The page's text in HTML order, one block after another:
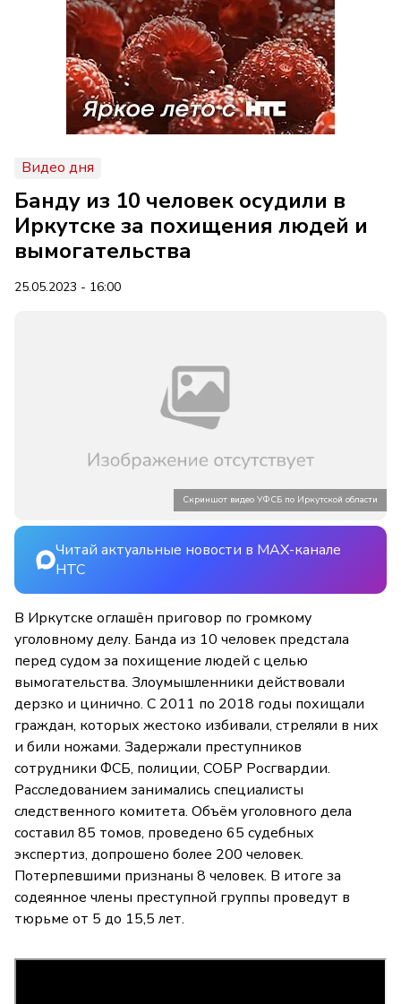
Видео дня
Банду из 10 человек осудили в
Иркутске за похищения людей и
вымогательства
25.05.2023 - 16:00
Скриншот видео УФСБ по Иркутской области
Читай актуальные новости в MAX-канале
НТС
В Иркутске оглашён приговор по громкому
уголовному делу. Банда из 10 человек предстала
перед судом за похищение людей с целью
вымогательства. Злоумышленники действовали
дерзко и цинично. С 2011 по 2018 годы похищали
граждан, которых жестоко избивали, стреляли в них
и били ножами. Задержали преступников
сотрудники ФСБ, полиции, СОБР Росгвардии.
Расследованием занимались специалисты
следственного комитета. Объём уголовного дела
составил 85 томов, проведено 65 судебных
экспертиз, допрошено более 200 человек.
Потерпевшими признаны 8 человек. В итоге за
содеянное члены преступной группы проведут в
тюрьме от 5 до 15,5 лет.